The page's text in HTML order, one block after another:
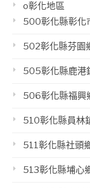
o彰化地區
500彰化縣彰化
502彰化縣芬園
505彰化縣鹿港
506彰化縣福興
510彰化縣員林
511彰化縣社頭
513彰化縣埔心